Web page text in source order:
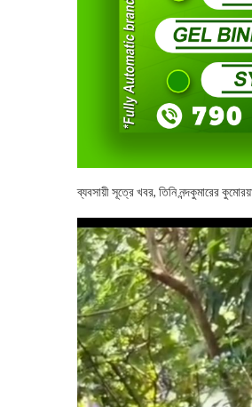
ব্যবসায়ী সূত্রে খবর, তিনি নন্দকুমারের